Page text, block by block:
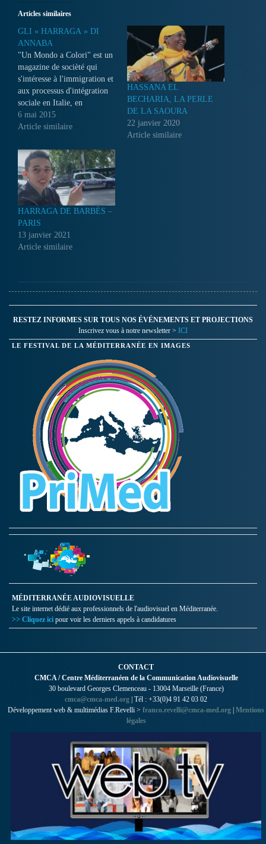
Articles similaires
GLI « HARRAGA » DI
ANNABA
"Un Mondo a Colori" est un
magazine de socièté qui
s'intéresse à l'immigration et
aux processus d'intégration
sociale en Italie, en
proposant des reportages sur
la réalité multiéthnique et
la cité. Il propose également
des reportages sur les
cultures et les modes de vie
à travers…
6 mai 2015
Article similaire
HASSANA EL
BECHARIA, LA PERLE
DE LA SAOURA
22 janvier 2020
Article similaire
HARRAGA DE BARBÈS –
PARIS
13 janvier 2021
Article similaire
RESTEZ INFORMES SUR TOUS NOS ÉVÉNEMENTS ET PROJECTIONS
Inscrivez vous à notre newsletter > ICI
LE FESTIVAL DE LA MÉDITERRANÉE EN IMAGES
MÉDITERRANÉE AUDIOVISUELLE
Le site internet dédié aux professionnels de l'audiovisuel en Méditerranée.
>> Cliquez ici pour voir les derniers appels à candidatures
CONTACT
CMCA / Centre Méditerranéen de la Communication Audiovisuelle
30 boulevard Georges Clemenceau - 13004 Marseille (France)
cmca@cmca-med.org | Tél : +33(0)4 91 42 03 02
Développement web & multimédias F.Revelli > franco.revelli@cmca-med.org | Mentions
légales